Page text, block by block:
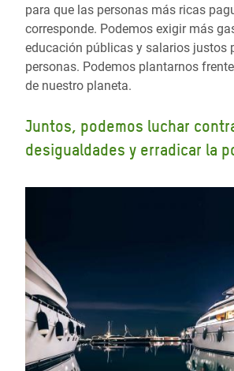
para que las personas más ricas
corresponde. Podemos exigir más
educación públicas y salarios justos
personas. Podemos plantarnos
de nuestro planeta.
Juntos, podemos luchar
desigualdades y erradicar la